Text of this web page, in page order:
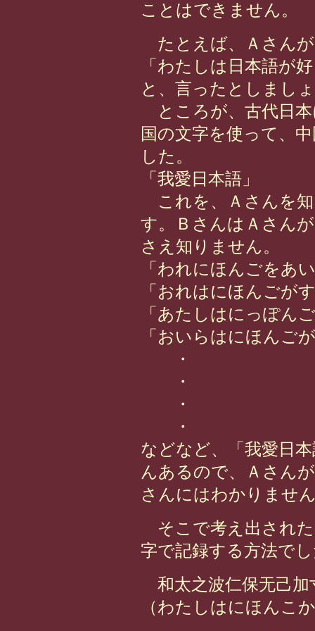
ことはできません。
たとえば、Ａさんが
「わたしは日本語が
と、言ったとしまし
ところが、古代日
国の文字を使って、
した。
「我愛日本語」
これを、Ａさんを
す。ＢさんはＡさん
さえ知りません。
「われにほんごをあ
「おれはにほんごが
「あたしはにっぽん
「おいらはにほんご
・
・
・
・
などなど、「我愛日
んあるので、Ａさん
さんにはわかりませ
そこで考え出され
字で記録する方法で
和太之波仁保无己加
（わたしはにほんこ